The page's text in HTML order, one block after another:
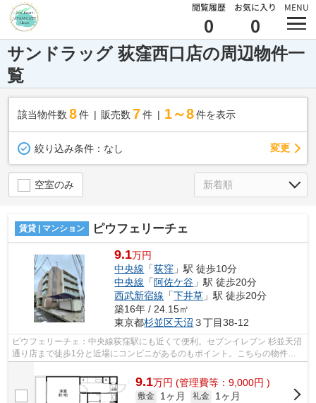
閲覧履歴
0
お気に入り
0
MENU
サンドラッグ 荻窪西口店の周辺物件一
覧
該当物件数 8件 販売数 7 件 1～8 件を表示
絞り込み条件： なし 変更
空室のみ
賃貸 | マンション ピウフェリーチェ
9.1万円
中央線 「荻窪 」駅 徒歩10分
中央線 「 阿佐ケ谷 」駅 徒歩20分
西武新宿線 「下井草 」駅 徒歩20分
築16年 / 24.15㎡
東京都杉並区天沼 ３丁目38-12
ピウフェリーチェ：中央線荻窪駅にも近くて便利。セブンイレブン 杉並天沼
通り店まで徒歩1分と近場にコンビニがあるのもポイント。こちらの物件は
エレベーター付きです。こちらの物件...
9.1万円 (管理費等：9,000円 )
敷金 1ヶ月 礼金
1ヶ月